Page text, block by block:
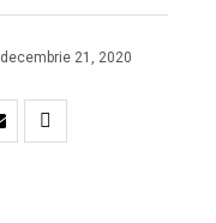
decembrie 21, 2020